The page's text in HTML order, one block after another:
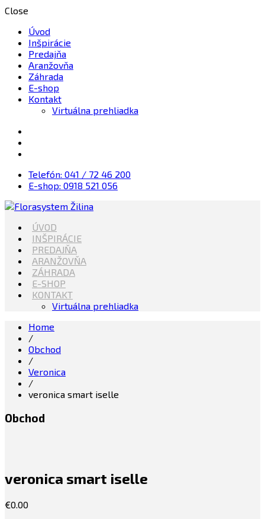
Close
Úvod
Inšpirácie
Predajňa
Aranžovňa
Záhrada
E-shop
Kontakt
Virtuálna prehliadka
Telefón: 041 / 72 46 200
E-shop: 0918 521 056
Florasystem Žilina
Kvety, Sviečky, dekorácie, Záhrada
ÚVOD
INŠPIRÁCIE
PREDAJŇA
ARANŽOVŇA
ZÁHRADA
E-SHOP
KONTAKT
Virtuálna prehliadka
Home
/
Obchod
/
Veronica
/
veronica smart iselle
Obchod
veronica smart iselle
€0.00